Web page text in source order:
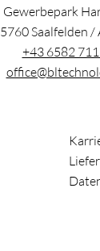
Gewerbepark
5760Saalfelden /
+43 6582